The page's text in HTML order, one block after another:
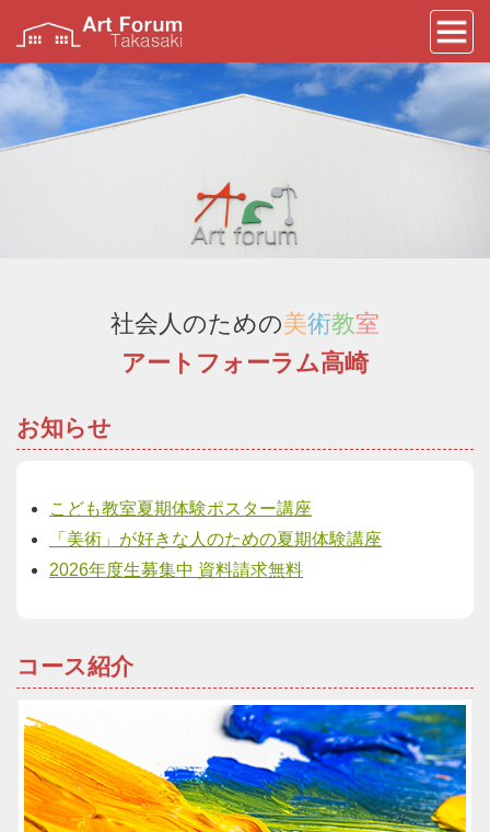
社会人のための美術教室
アートフォーラム高崎
お知らせ
こども教室夏期体験ポスター講座
「美術」が好きな人のための夏期体験講座
2026年度生募集中 資料請求無料
コース紹介